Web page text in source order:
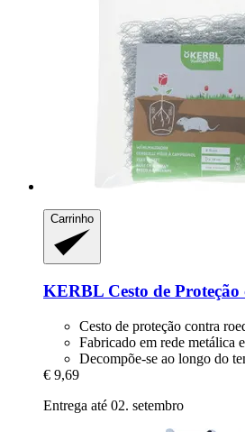
Carrinho
KERBL Cesto de
Cesto de proteção contra
Fabricado em rede metálica
Decompõe-se ao longo do
€ 9,69
Entrega até 02. setembro